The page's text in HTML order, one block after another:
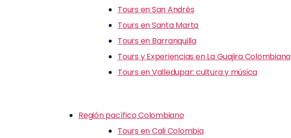
Tours en San Andrés
Tours en Santa Marta
Tours en Barranquilla
Tours y Experiencias en La Guajira Colombiana
Tours en Valledupar: cultura y música
Región pacífico Colombiano
Tours en Cali Colombia